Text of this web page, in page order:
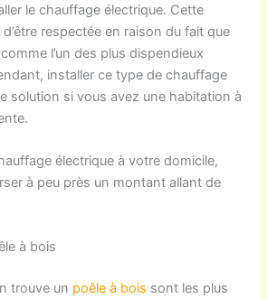
le chauffage électrique. Cette
respectée en raison du fait que
l’un des plus dispendieux
installer ce type de chauffage
solution si vous avez une habitation à
électrique à votre domicile,
à peu près un montant allant de
à bois
trouve un poêle à bois sont les plus